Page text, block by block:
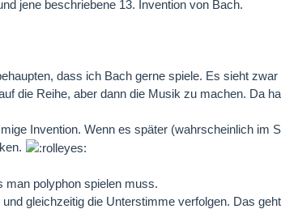
jene beschriebene 13. Invention von Bach.
dass ich Bach gerne spiele. Es sieht
die Reihe, aber dann die Musik zu machen. Da
Invention. Wenn es später (wahrscheinlich im
man polyphon spielen muss.
gleichzeitig die Unterstimme verfolgen. Das